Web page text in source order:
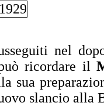
nel
ricordare il
sua
slancio alla